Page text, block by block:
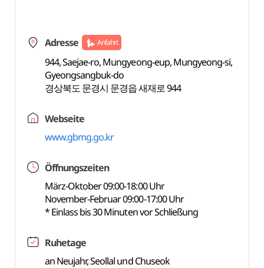
Adresse Anfahrt
944, Saejae-ro, Mungyeong-eup, Mungyeong-si,
Gyeongsangbuk-do
경상북도 문경시 문경읍 새재로 944
Webseite
www.gbmg.go.kr
Öffnungszeiten
März-Oktober 09:00-18:00 Uhr
November-Februar 09:00-17:00 Uhr
* Einlass bis 30 Minuten vor Schließung
Ruhetage
an Neujahr, Seollal und Chuseok